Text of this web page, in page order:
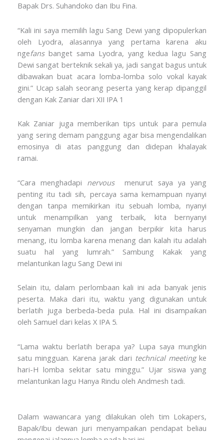
Bapak Drs. Suhandoko dan Ibu Fina.
“Kali ini saya memilih lagu Sang Dewi yang dipopulerkan
oleh Lyodra, alasannya yang pertama karena aku
ngefansbanget sama Lyodra, yang kedua lagu Sang
Dewi sangat berteknik sekali ya, jadi sangat bagus untuk
dibawakan buat acara lomba-lomba solo vokal kayak
gini.” Ucap salah seorang peserta yang kerap dipanggil
dengan Kak Zaniar dari XII IPA 1
Kak Zaniar juga memberikan tips untuk para pemula
yang sering demam panggung agar bisa mengendalikan
emosinya di atas panggung dan didepan khalayak
ramai.
“Cara menghadapi nervous
menurut saya ya yang
penting itu tadi sih, percaya sama kemampuan nyanyi
dengan tanpa memikirkan itu sebuah lomba, nyanyi
untuk menampilkan yang terbaik, kita bernyanyi
senyaman mungkin dan jangan berpikir kita harus
menang, itu lomba karena menang dan kalah itu adalah
suatu hal yang lumrah.” Sambung Kakak yang
melantunkan lagu Sang Dewi ini
Selain itu, dalam perlombaan kali ini ada banyak jenis
peserta. Maka dari itu, waktu yang digunakan untuk
berlatih juga berbeda-beda pula. Hal ini disampaikan
oleh Samuel dari kelas X IPA 5.
“Lama waktu berlatih berapa ya? Lupa saya mungkin
satu mingguan. Karena jarak dari technical meetingke
hari-H lomba sekitar satu minggu.” Ujar siswa yang
melantunkan lagu Hanya Rindu oleh Andmesh tadi.
Dalam wawancara yang dilakukan oleh tim Lokapers,
Bapak/Ibu dewan juri menyampaikan pendapat beliau